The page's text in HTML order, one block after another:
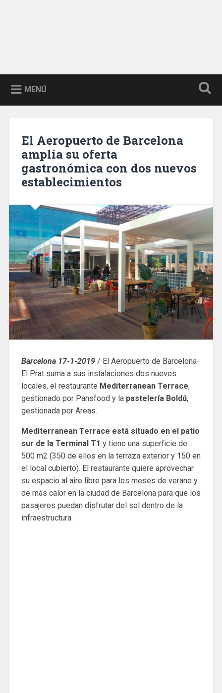
MENÚ
El Aeropuerto de Barcelona
amplía su oferta
gastronómica con dos nuevos
establecimientos
Barcelona 17-1-2019 / El Aeropuerto de Barcelona-
El Prat suma a sus instalaciones dos nuevos
locales, el restaurante Mediterranean Terrace,
gestionado por Pansfood y la pastelería Boldú,
gestionada por Areas.
Mediterranean Terrace está situado en el patio
sur de la Terminal T1 y tiene una superficie de
500 m2 (350 de ellos en la terraza exterior y 150 en
el local cubierto). El restaurante quiere aprovechar
su espacio al aire libre para los meses de verano y
de más calor en la ciudad de Barcelona para que los
pasajeros puedan disfrutar del sol dentro de la
infraestructura.